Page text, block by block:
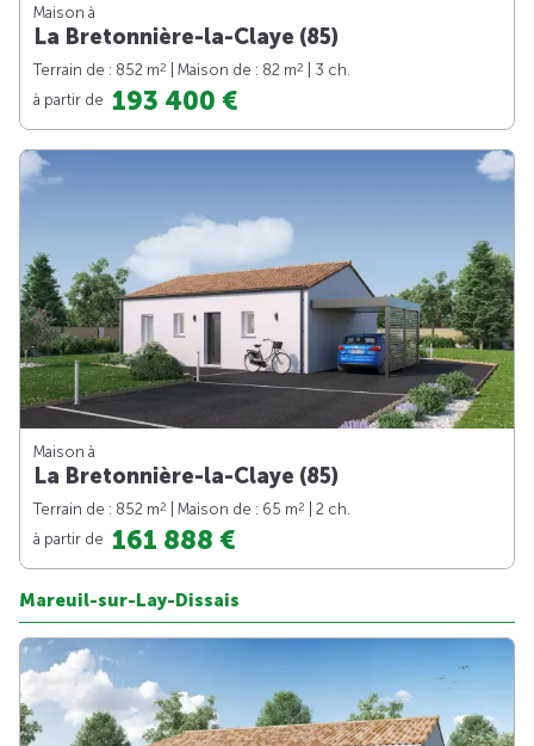
Maison à
La Bretonnière-la-Claye (85)
Terrain de : 852 m2 | Maison de : 82 m2
| 3 ch.
à partir de 193 400 €
Maison à
La Bretonnière-la-Claye (85)
Terrain de : 852 m2 | Maison de : 65 m2
| 2 ch.
à partir de 161 888 €
Mareuil-sur-Lay-Dissais